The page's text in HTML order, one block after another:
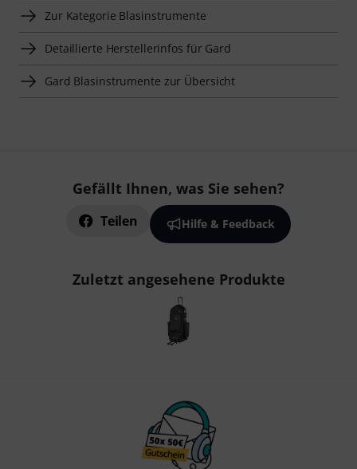
Zur Kategorie Blasinstrumente
Detaillierte Herstellerinfos für Gard
Gard Blasinstrumente zur Übersicht
Gefällt Ihnen, was Sie sehen?
Teilen Hilfe & Feedback
Zuletzt angesehene Produkte